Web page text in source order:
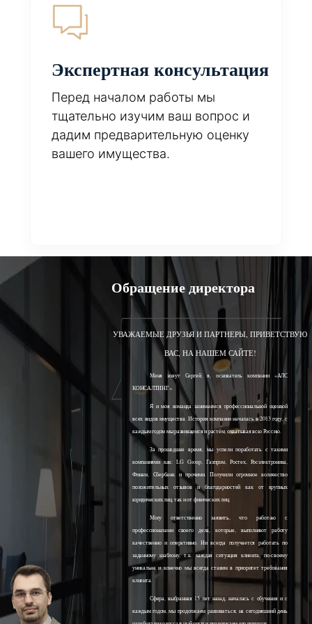
Экспертная консультация
Перед началом работы мы
тщательно изучим ваш вопрос и
дадим предварительную оценку
вашего имущества.
Обращение директора
УВАЖАЕМЫЕ ДРУЗЬЯ И ПАРТНЕРЫ, ПРИВЕТСТВУЮ
ВАС, НА НАШЕМ САЙТЕ!
Меня зовут Сергей, я, основатель компании «АЛС
КОНСАЛТИНГ».
Я и моя команда занимаемся профессиональной оценкой
всех видов имущества. История компании началась в 2013 году, с
каждым годом мы развиваемся и растём, охватывая всю Россию.
За прошедшее время, мы успели поработать с такими
компаниями как: LG Group, Газпром, Ростех, Росэлектроника,
Финам, Сбербанк и прочими. Получили огромное количество
положительных отзывов и благодарностей как от крупных
юридических лиц, так и от физических лиц.
Могу ответственно заявить, что работаю с
профессионалами своего дела, которые, выполняют работу
качественно и оперативно. Ни всегда получается работать по
заданному шаблону, т.к. каждая ситуация клиента, по-своему
уникальна и конечно мы всегда ставим в приоритет требования
клиента.
Сфера, выбранная 15 лет назад, началась с обучения и с
каждым годом, мы продолжаем развиваться, на сегодняшний день